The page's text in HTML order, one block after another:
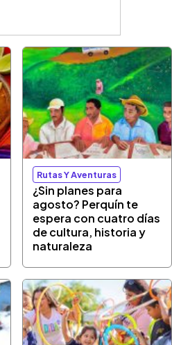
Rutas Y Aventuras
¿Sin planes para
agosto? Perquín te
espera con cuatro días
de cultura, historia y
naturaleza